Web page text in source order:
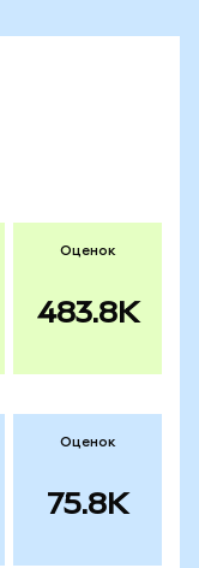
Оценок
483.8K
Оценок
75.8K